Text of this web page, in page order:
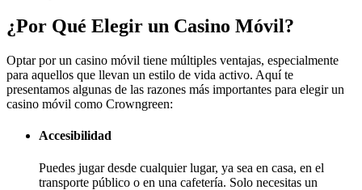
¿Por Qué Elegir un Casino Móvil?
Optar por un casino móvil tiene múltiples ventajas, especialmente
para aquellos que llevan un estilo de vida activo. Aquí te
presentamos algunas de las razones más importantes para elegir un
casino móvil como Crowngreen:
Accesibilidad
Puedes jugar desde cualquier lugar, ya sea en casa, en el
transporte público o en una cafetería. Solo necesitas un